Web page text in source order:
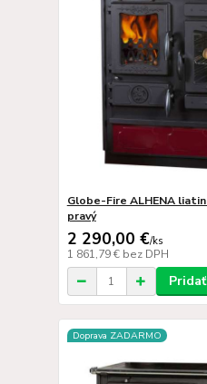
Globe-Fire ALHENA
pravý
2 290,00 €/ks
1 861,79 € bez DPH
Doprava ZADARMO